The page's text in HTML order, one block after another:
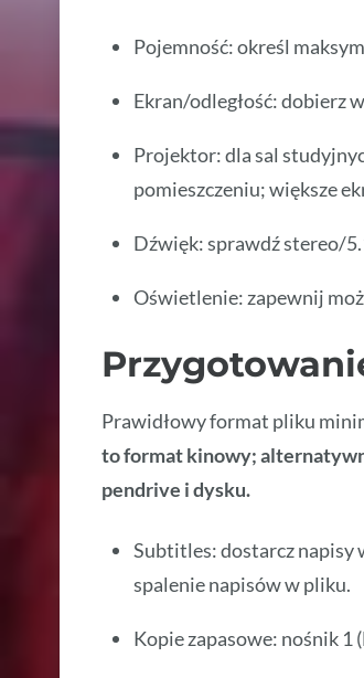
Pojemność: określ
Ekran/odległość: dobierz
Projektor: dla sal
pomieszczeniu; większe
Dźwięk: sprawdź stereo/
Oświetlenie: zapewnij
Prawidłowy format pliku
to format kinowy;
pendrive i dysku.
Subtitles: dostarcz napisy
spalenie napisów w pliku.
Kopie zapasowe: nośnik 1